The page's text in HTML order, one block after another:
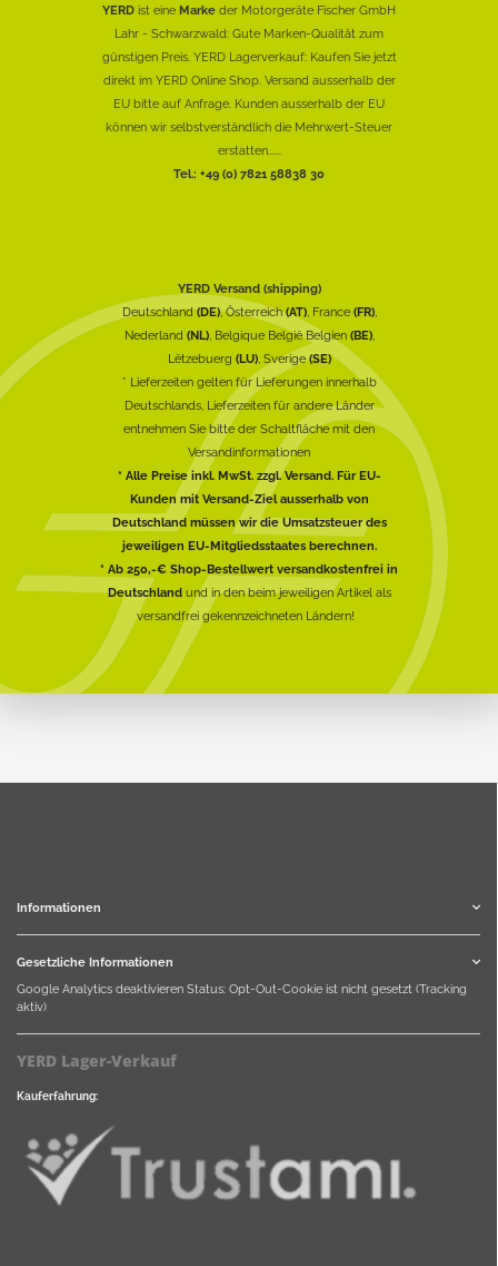
YERD ist eine Marke der Motorgeräte Fischer GmbH
Lahr - Schwarzwald: Gute Marken-Qualität zum
günstigen Preis. YERD Lagerverkauf: Kaufen Sie jetzt
direkt im YERD Online Shop. Versand ausserhalb der
EU bitte auf Anfrage. Kunden ausserhalb der EU
können wir selbstverständlich die Mehrwert-Steuer
erstatten......
Tel.: +49 (0) 7821 58838 30
YERD Versand (shipping)
Deutschland(DE), Österreich(AT), France (FR),
Nederland (NL), Belgique België Belgien (BE),
Lëtzebuerg (LU), Sverige(SE)
* Lieferzeiten gelten für Lieferungen innerhalb
Deutschlands, Lieferzeiten für andere Länder
entnehmen Sie bitte der Schaltfläche mit den
Versandinformationen
* Alle Preise inkl. MwSt. zzgl. Versand. Für EU-
Kunden mit Versand-Ziel ausserhalb von
Deutschland müssen wir die Umsatzsteuer des
jeweiligen EU-Mitgliedsstaates berechnen.
* Ab 250,-€ Shop-Bestellwert versandkostenfrei in
Deutschlandund in den beim jeweiligen Artikel als
versandfrei gekennzeichneten Ländern!
Informationen
Gesetzliche Informationen
Google Analytics deaktivieren Status: Opt-Out-Cookie ist nicht gesetzt (Tracking
aktiv)
YERD Lager-Verkauf
Kauferfahrung: